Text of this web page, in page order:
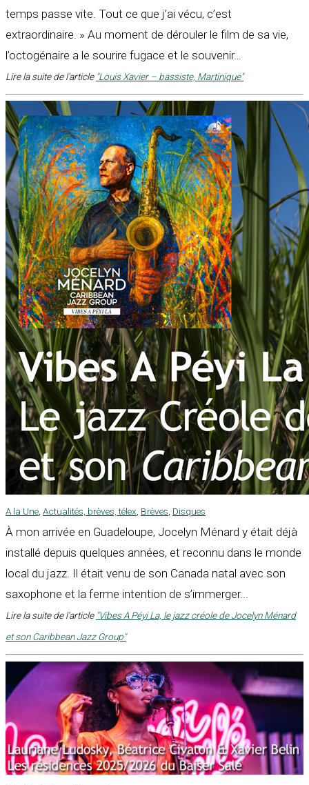
temps passe vite. Tout ce que j’ai vécu, c’est
extraordinaire. » Au moment de dérouler le film de sa vie,
l’octogénaire a le sourire fugace et le souvenir…
Lire la suite de l'article "Louis Xavier – bassiste, Martinique"
A la Une Actualités, brèves, télex Brèves Disques
À mon arrivée en Guadeloupe, Jocelyn Ménard y était déjà
installé depuis quelques années, et reconnu dans le monde
local du jazz. Il était venu de son Canada natal avec son
saxophone et la ferme intention de s’immerger...
Lire la suite de l'article "Vibes A Péyi La, le jazz créole de Jocelyn Ménard
et son Caribbean Jazz Group"